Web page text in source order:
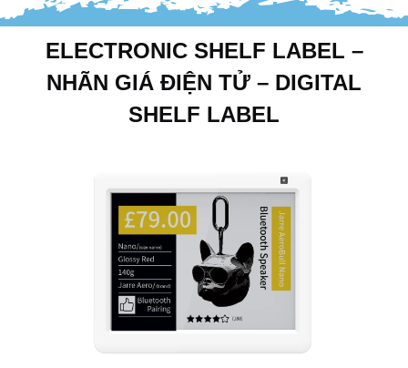
ELECTRONIC SHELF LABEL –
NHÃN GIÁ ĐIỆN TỬ – DIGITAL
SHELF LABEL